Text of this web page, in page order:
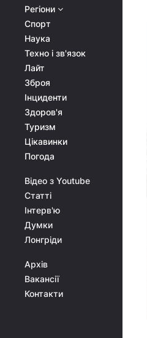
Регіони
Спорт
Наука
Техно і зв'язок
Лайт
Зброя
Інциденти
Здоров'я
Туризм
Цікавинки
Погода
Відео з Youtube
Статті
Інтерв'ю
Думки
Лонгріди
Архів
Вакансії
Контакти